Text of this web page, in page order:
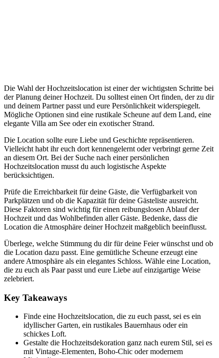
Die Wahl der Hochzeitslocation ist einer der wichtigsten Schritte bei
der Planung deiner Hochzeit. Du solltest einen Ort finden, der zu dir
und deinem Partner passt und eure Persönlichkeit widerspiegelt.
Mögliche Optionen sind eine rustikale Scheune auf dem Land, eine
elegante Villa am See oder ein exotischer Strand.
Die Location sollte eure Liebe und Geschichte repräsentieren.
Vielleicht habt ihr euch dort kennengelernt oder verbringt gerne Zeit
an diesem Ort. Bei der Suche nach einer persönlichen
Hochzeitslocation musst du auch logistische Aspekte
berücksichtigen.
Prüfe die Erreichbarkeit für deine Gäste, die Verfügbarkeit von
Parkplätzen und ob die Kapazität für deine Gästeliste ausreicht.
Diese Faktoren sind wichtig für einen reibungslosen Ablauf der
Hochzeit und das Wohlbefinden aller Gäste. Bedenke, dass die
Location die Atmosphäre deiner Hochzeit maßgeblich beeinflusst.
Überlege, welche Stimmung du dir für deine Feier wünschst und ob
die Location dazu passt. Eine gemütliche Scheune erzeugt eine
andere Atmosphäre als ein elegantes Schloss. Wähle eine Location,
die zu euch als Paar passt und eure Liebe auf einzigartige Weise
zelebriert.
Key Takeaways
Finde eine Hochzeitslocation, die zu euch passt, sei es ein
idyllischer Garten, ein rustikales Bauernhaus oder ein
schickes Loft.
Gestalte die Hochzeitsdekoration ganz nach eurem Stil, sei es
mit Vintage-Elementen, Boho-Chic oder modernem